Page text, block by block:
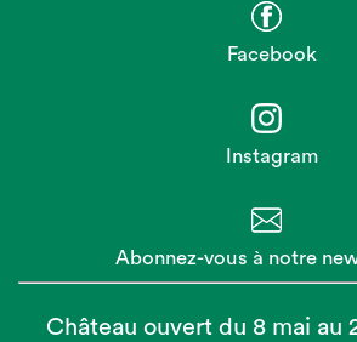
Facebook
Instagram
Abonnez-vous à notre
Château ouvert du 8 mai au